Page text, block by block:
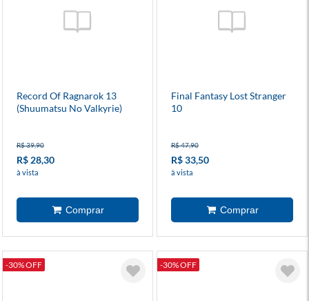
Record Of Ragnarok 13
(Shuumatsu No Valkyrie)
R$ 39,90
R$ 28,30
à vista
Final Fantasy Lost Stranger
10
R$ 47,90
R$ 33,50
à vista
-30% OFF -30% OFF